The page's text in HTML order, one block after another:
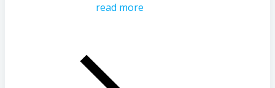
read more